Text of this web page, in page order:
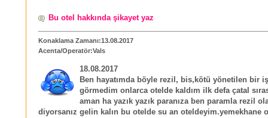
Bu otel hakkında şikayet yaz
Konaklama Zamanı:13.08.2017
Acenta/Operatör:Vals
18.08.2017
Ben hayatımda böyle rezil, bis,kötü yönetilen bir
görmedim onlarca otelde kaldım ilk defa çatal
aman ha yazık yazık paranıza ben paramla rezil
diyorsanız gelin kalın bu otelde su an oteldeyim.yemekhane